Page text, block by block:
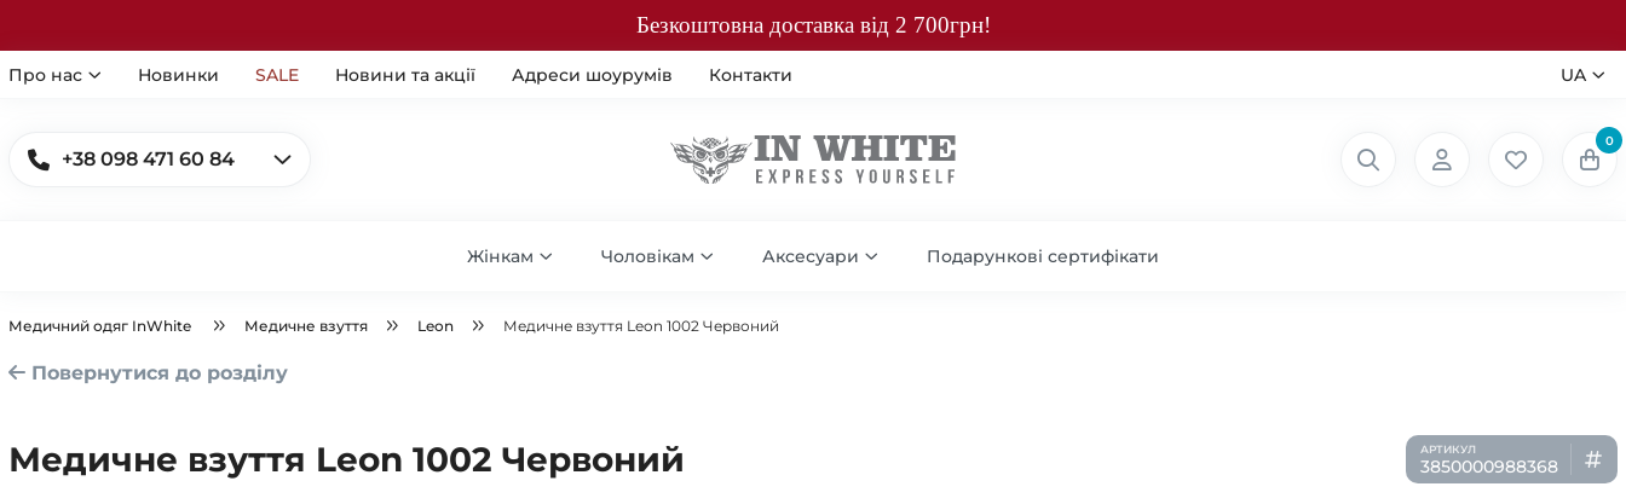
Безкоштовна доставка від 2 700грн!
Про нас Новинки SALE Новини та акції Адреси шоурумів Контакти UA
+38 098 471 60 84
0
Жінкам Чоловікам Аксесуари Подарункові сертифікати
Медичний одяг InWhite Медичне взуття Leon Медичне взуття Leon 1002 Червоний
Повернутися до розділу
Медичне взуття Leon 1002 Червоний 3850000988368